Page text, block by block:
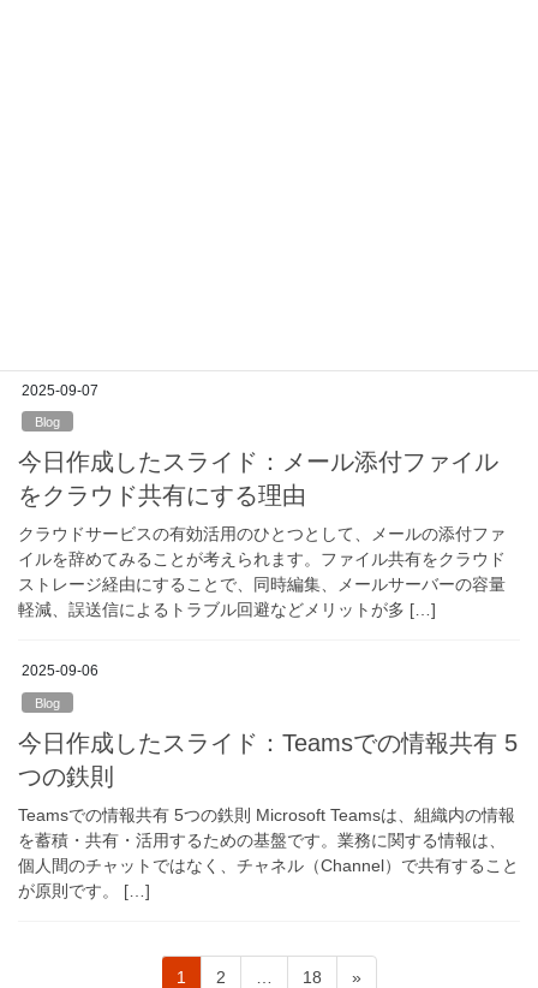
2025-09-07
Blog
今日作成したスライド：メール添付ファイル
をクラウド共有にする理由
クラウドサービスの有効活用のひとつとして、メールの添付ファ
イルを辞めてみることが考えられます。ファイル共有をクラウド
ストレージ経由にすることで、同時編集、メールサーバーの容量
軽減、誤送信によるトラブル回避などメリットが多 […]
2025-09-06
Blog
今日作成したスライド：Teamsでの情報共有 5
つの鉄則
Teamsでの情報共有 5つの鉄則 Microsoft Teamsは、組織内の情報
を蓄積・共有・活用するための基盤です。業務に関する情報は、
個人間のチャットではなく、チャネル（Channel）で共有すること
が原則です。 […]
固1
固
2
固
18 »